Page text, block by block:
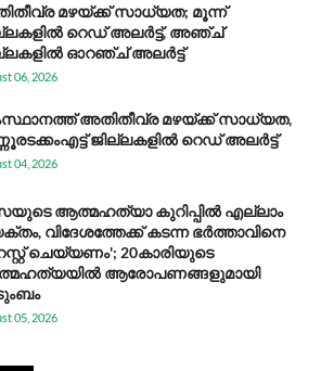
മഴയ്ക്ക് സാധ്യത; മൂന്ന്
റെഡ് അലർട്ട്, അഞ്ച്
ഓറഞ്ച് അലർട്ട്
06, 2026
അ​തി​തീ​വ്ര മ​ഴ​യ്ക്ക് സാ​ധ്യ​ത,
ജി​ല്ല​ക​ളി​ൽ റെ​ഡ് അ​ലർ​ട്ട്
04, 2026
ആത്മഹത്യാ കുറിപ്പിൽ എല്ലാം
വിദേശത്തേക്ക് കടന്ന ഭർത്താവിനെ
ചെയ്യണം'; 20കാരിയുടെ
ആരോപണങ്ങളുമായി
05, 2026